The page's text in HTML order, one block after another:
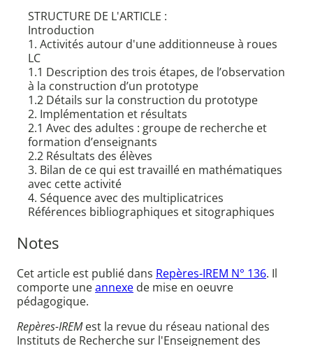
STRUCTURE DE L'ARTICLE :
Introduction
1. Activités autour d'une additionneuse à roues
LC
1.1 Description des trois étapes, de l’observation
à la construction d’un prototype
1.2 Détails sur la construction du prototype
2. Implémentation et résultats
2.1 Avec des adultes : groupe de recherche et
formation d’enseignants
2.2 Résultats des élèves
3. Bilan de ce qui est travaillé en mathématiques
avec cette activité
4. Séquence avec des multiplicatrices
Références bibliographiques et sitographiques
Notes
Cet article est publié dans Repères-IREM N° 136. Il
comporte uneannexe de mise en oeuvre
pédagogique.
Repères-IREMest la revue du réseau national des
Instituts de Recherche sur l'Enseignement des